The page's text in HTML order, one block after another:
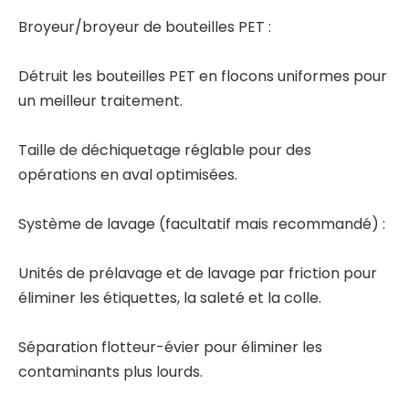
Broyeur/broyeur de bouteilles PET :
Détruit les bouteilles PET en flocons uniformes pour
un meilleur traitement.
Taille de déchiquetage réglable pour des
opérations en aval optimisées.
Système de lavage (facultatif mais recommandé) :
Unités de prélavage et de lavage par friction pour
éliminer les étiquettes, la saleté et la colle.
Séparation flotteur-évier pour éliminer les
contaminants plus lourds.